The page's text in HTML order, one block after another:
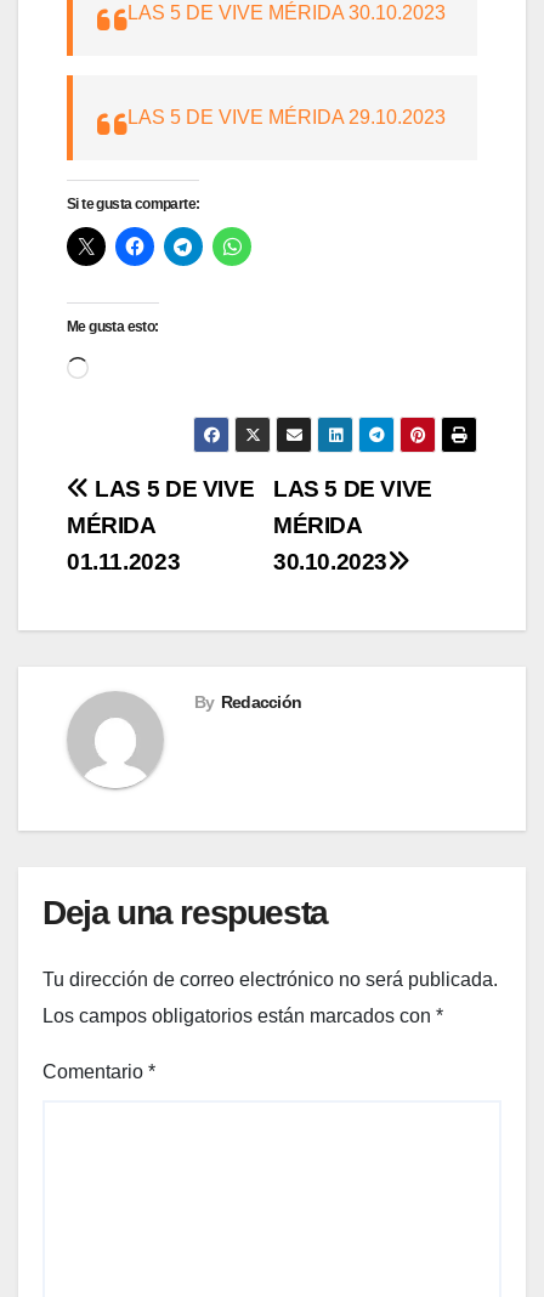
LAS 5 DE VIVE MÉRIDA 30.10.2023
LAS 5 DE VIVE MÉRIDA 29.10.2023
Si te gusta comparte:
Me gusta esto:
Cargando...
Navegación
de
LAS 5 DE VIVE
MÉRIDA
30.10.2023
LAS 5 DE VIVE
MÉRIDA
01.11.2023
By Redacción
Deja una respuesta
Tu dirección de correo electrónico no será publicada.
Los campos obligatorios están marcados con *
Comentario *